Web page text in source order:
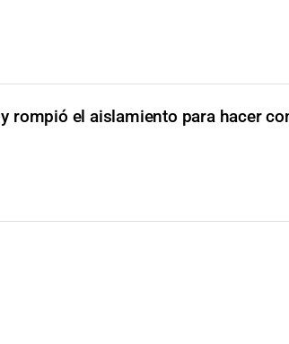
rompió el aislamiento para hacer